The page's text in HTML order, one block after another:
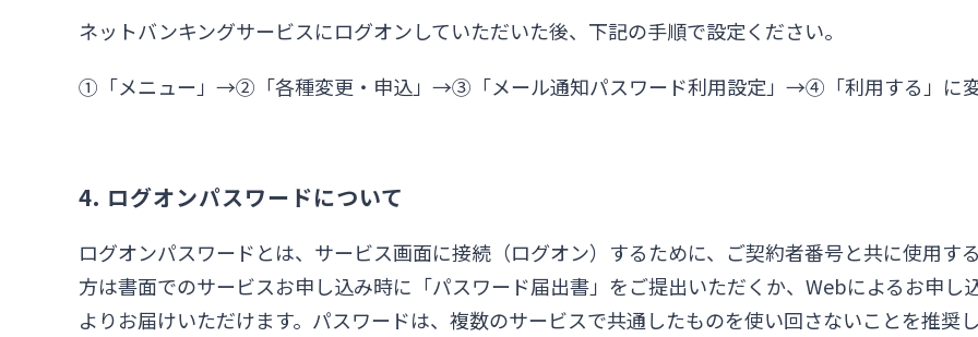
ネットバンキングサービスにログオンしていただいた後、下記の手順で設定ください。
①「メニュー」→②「各種変更・申込」→③「メール通知パスワード利用設定」→④「利用する」に
4. ログオンパスワードについて
ログオンパスワードとは、サービス画面に接続（ログオン）するために、ご契約者番号と共に使用す
方は書面でのサービスお申し込み時に「パスワード届出書」をご提出いただくか、Webによるお申
よりお届けいただけます。パスワードは、複数のサービスで共通したものを使い回さないことを推奨